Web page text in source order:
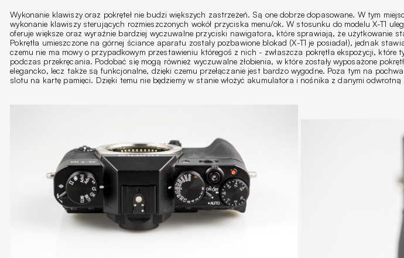
Wykonanie klawiszy oraz pokręteł nie budzi większych zastrzeżeń. Są one dobrze dopasowane. W tym
wykonanie klawiszy sterujących rozmieszczonych wokół przyciska menu/ok. W stosunku do modelu X-T1
oferuje większe oraz wyraźnie bardziej wyczuwalne przyciski nawigatora, które sprawiają, że użytkowanie
Pokrętła umieszczone na górnej ściance aparatu zostały pozbawione blokad (X-T1 je posiadał), jednak
czemu nie ma mowy o przypadkowym przestawieniu któregoś z nich - zwłaszcza pokrętła ekspozycji, które
podczas przekręcania. Podobać się mogą również wyczuwalne żłobienia, w które zostały wyposażone
elegancko, lecz także są funkcjonalne, dzięki czemu przełączanie jest bardzo wygodne. Poza tym na
slotu na kartę pamięci. Dzięki temu nie będziemy w stanie włożyć akumulatora i nośnika z danymi